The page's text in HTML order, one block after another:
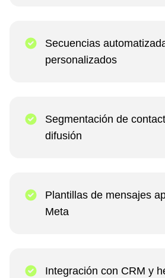
Secuencias
personalizados
Segmentación de
difusión
Plantillas de mensajes
Meta
Integración con CRM y